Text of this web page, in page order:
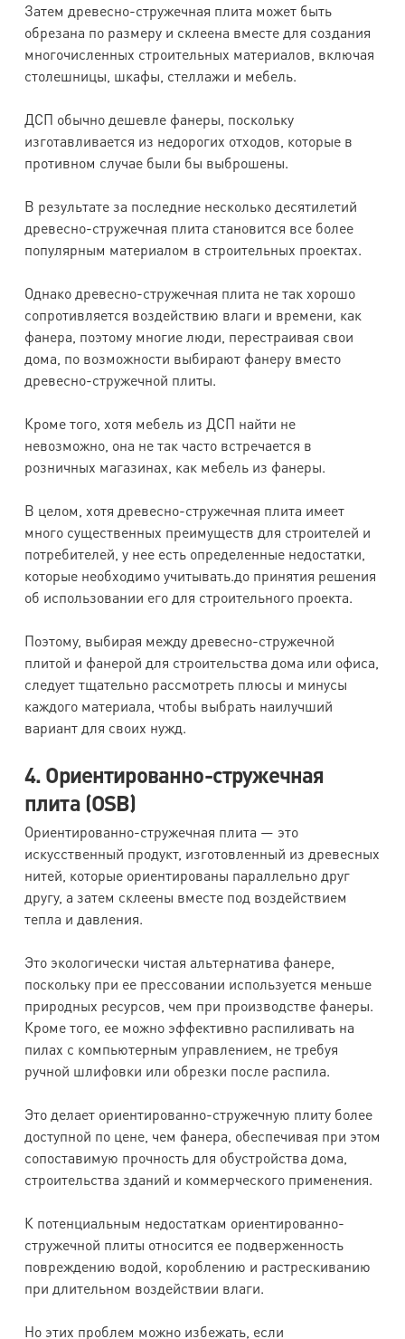
Затем древесно-стружечная плита может быть
обрезана по размеру и склеена вместе для создания
многочисленных строительных материалов, включая
столешницы, шкафы, стеллажи и мебель.
ДСП обычно дешевле фанеры, поскольку
изготавливается из недорогих отходов, которые в
противном случае были бы выброшены.
В результате за последние несколько десятилетий
древесно-стружечная плита становится все более
популярным материалом в строительных проектах.
Однако древесно-стружечная плита не так хорошо
сопротивляется воздействию влаги и времени, как
фанера, поэтому многие люди, перестраивая свои
дома, по возможности выбирают фанеру вместо
древесно-стружечной плиты.
Кроме того, хотя мебель из ДСП найти не
невозможно, она не так часто встречается в
розничных магазинах, как мебель из фанеры.
В целом, хотя древесно-стружечная плита имеет
много существенных преимуществ для строителей и
потребителей, у нее есть определенные недостатки,
которые необходимо учитывать.до принятия решения
об использовании его для строительного проекта.
Поэтому, выбирая между древесно-стружечной
плитой и фанерой для строительства дома или офиса,
следует тщательно рассмотреть плюсы и минусы
каждого материала, чтобы выбрать наилучший
вариант для своих нужд.
4. Ориентированно-стружечная
плита (OSB)
Ориентированно-стружечная плита — это
искусственный продукт, изготовленный из древесных
нитей, которые ориентированы параллельно друг
другу, а затем склеены вместе под воздействием
тепла и давления.
Это экологически чистая альтернатива фанере,
поскольку при ее прессовании используется меньше
природных ресурсов, чем при производстве фанеры.
Кроме того, ее можно эффективно распиливать на
пилах с компьютерным управлением, не требуя
ручной шлифовки или обрезки после распила.
Это делает ориентированно-стружечную плиту более
доступной по цене, чем фанера, обеспечивая при этом
сопоставимую прочность для обустройства дома,
строительства зданий и коммерческого применения.
К потенциальным недостаткам ориентированно-
стружечной плиты относится ее подверженность
повреждению водой, короблению и растрескиванию
при длительном воздействии влаги.
Но этих проблем можно избежать, если